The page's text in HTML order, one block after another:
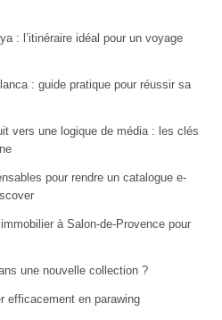
: l’itinéraire idéal pour un voyage
: guide pratique pour réussir sa
vers une logique de média : les clés
pour rendre un catalogue e-
à Salon-de-Provence pour
une nouvelle collection ?
efficacement en parawing